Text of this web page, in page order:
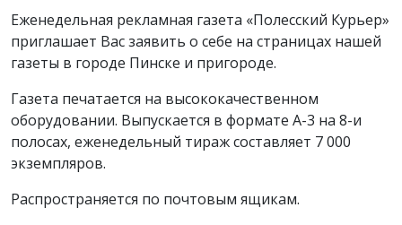
Еженедельная рекламная газета «Полесский Курьер»
приглашает Вас заявить о себе на страницах нашей
газеты в городе Пинске и пригороде.
Газета печатается на высококачественном
оборудовании. Выпускается в формате А-3 на 8-и
полосах, еженедельный тираж составляет 7 000
экземпляров.
Распространяется по почтовым ящикам.